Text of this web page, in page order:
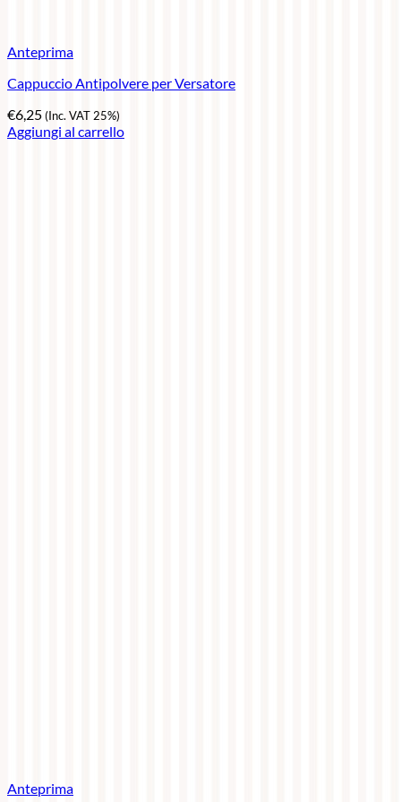
Anteprima
Cappuccio Antipolvere per Versatore
€6,25(Inc. VAT 25%)
Aggiungi al carrello
Anteprima